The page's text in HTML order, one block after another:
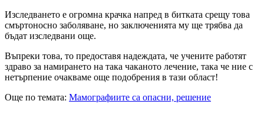
Изследването е огромна крачка напред в битката срещу това
смъртоносно заболяване, но заключенията му ще трябва да
бъдат изследвани още.
Въпреки това, то предоставя надеждата, че учените работят
здраво за намирането на така чаканото лечение, така че ние с
нетърпение очакваме още подобрения в тази област!
Още по темата: Мамографиите са опасни, решение